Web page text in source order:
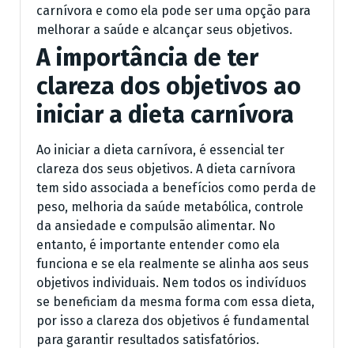
carnívora e como ela pode ser uma opção para
melhorar a saúde e alcançar seus objetivos.
A importância de ter
clareza dos objetivos ao
iniciar a dieta carnívora
Ao iniciar a dieta carnívora, é essencial ter
clareza dos seus objetivos. A dieta carnívora
tem sido associada a benefícios como perda de
peso, melhoria da saúde metabólica, controle
da ansiedade e compulsão alimentar. No
entanto, é importante entender como ela
funciona e se ela realmente se alinha aos seus
objetivos individuais. Nem todos os indivíduos
se beneficiam da mesma forma com essa dieta,
por isso a clareza dos objetivos é fundamental
para garantir resultados satisfatórios.